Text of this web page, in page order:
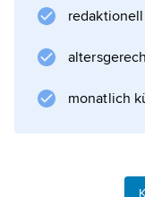
Blähsucht
Tiermedizin:
andere
monatlich